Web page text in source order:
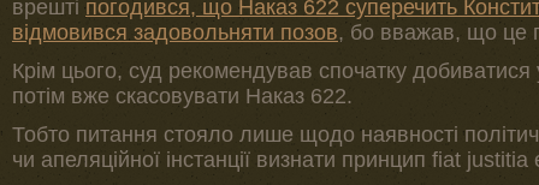
врештіпогодився, що Наказ 622 суперечить
відмовився задовольняти позов, бо вважав, що це
Крім цього, суд рекомендував спочатку
потім вже скасовувати Наказ 622.
Тобто питання стояло лише щодо наявності
чи апеляційної інстанції визнати принцип fiat